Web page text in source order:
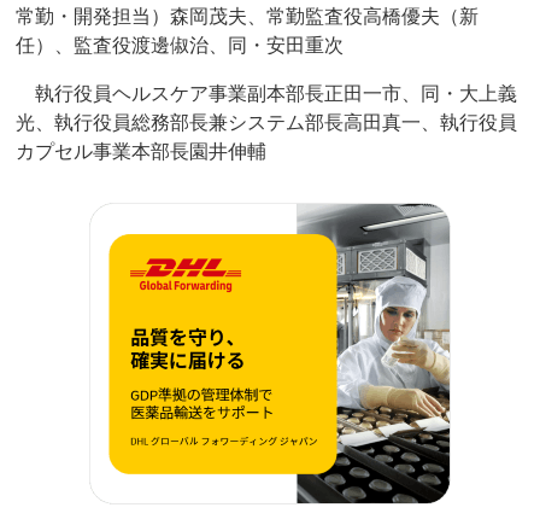
常勤・開発担当）森岡茂夫、常勤監査役高橋優夫（新
任）、監査役渡邊俶治、同・安田重次
執行役員ヘルスケア事業副本部長正田一市、同・大上義
光、執行役員総務部長兼システム部長高田真一、執行役員
カプセル事業本部長園井伸輔